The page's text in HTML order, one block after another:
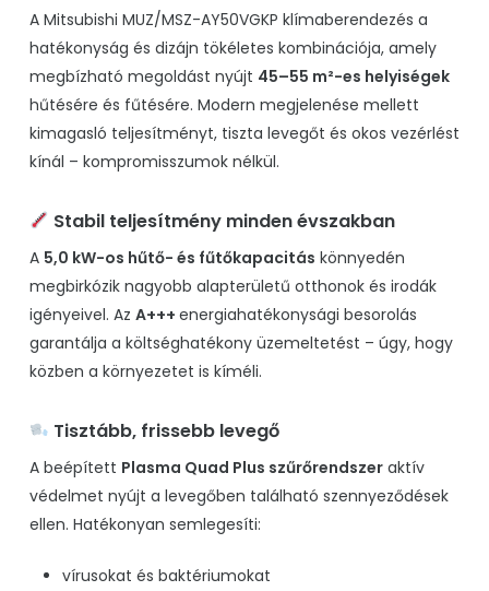
A Mitsubishi MUZ/MSZ-AY50VGKP klímaberendezés a
hatékonyság és dizájn tökéletes kombinációja, amely
megbízható megoldást nyújt 45–55 m²-es helyiségek
hűtésére és fűtésére. Modern megjelenése mellett
kimagasló teljesítményt, tiszta levegőt és okos vezérlést
kínál – kompromisszumok nélkül.
Stabil teljesítmény minden évszakban
A 5,0 kW-os hűtő- és fűtőkapacitás könnyedén
megbirkózik nagyobb alapterületű otthonok és irodák
igényeivel. Az A+++ energiahatékonysági besorolás
garantálja a költséghatékony üzemeltetést – úgy, hogy
közben a környezetet is kíméli.
Tisztább, frissebb levegő
A beépített Plasma Quad Plus szűrőrendszeraktív
védelmet nyújt a levegőben található szennyeződések
ellen. Hatékonyan semlegesíti:
vírusokat és baktériumokat